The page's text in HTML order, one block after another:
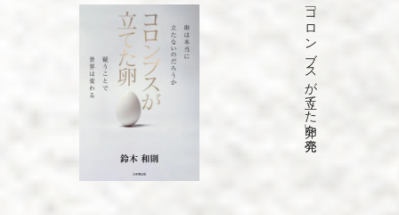
「コロンブスが立てた卵」を発売